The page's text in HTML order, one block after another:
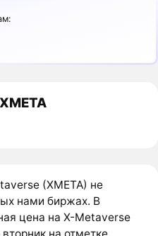
(XMETA) не
нами биржах. В
цена на X-Metaverse